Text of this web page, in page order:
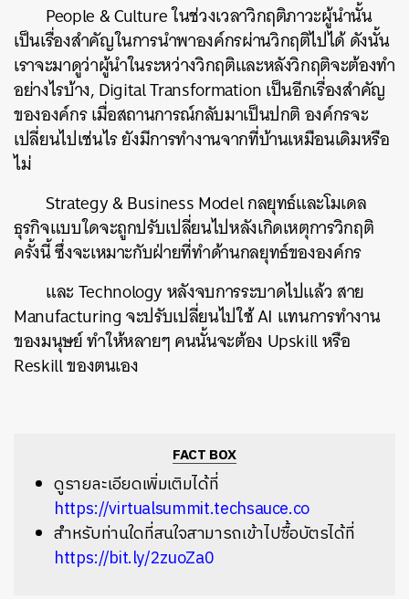
People & Culture ในช่วงเวลาวิกฤติภาวะผู้นำนั้น
เป็นเรื่องสำคัญในการนำพาองค์กรผ่านวิกฤติไปได้ ดังนั้น
เราจะมาดูว่าผู้นำในระหว่างวิกฤติและหลังวิกฤติจะต้องทำ
อย่างไรบ้าง, Digital Transformation เป็นอีกเรื่องสำคัญ
ขององค์กร เมื่อสถานการณ์กลับมาเป็นปกติ องค์กรจะ
เปลี่ยนไปเช่นไร ยังมีการทำงานจากที่บ้านเหมือนเดิมหรือ
ไม่
Strategy & Business Model กลยุทธ์และโมเดล
ธุรกิจแบบใดจะถูกปรับเปลี่ยนไปหลังเกิดเหตุการวิกฤติ
ครั้งนี้ ซึ่งจะเหมาะกับฝ่ายที่ทำด้านกลยุทธ์ขององค์กร
และ Technology หลังจบการระบาดไปแล้ว สาย
Manufacturing จะปรับเปลี่ยนไปใช้ AI แทนการทำงาน
ของมนุษย์ ทำให้หลายๆ คนนั้นจะต้อง Upskill หรือ
Reskill ของตนเอง
FACT BOX
ดูรายละเอียดเพิ่มเติมได้ที่
https://virtualsummit.techsauce.co
สำหรับท่านใดที่สนใจสามารถเข้าไปซื้อบัตรได้ที่
https://bit.ly/2zuoZa0